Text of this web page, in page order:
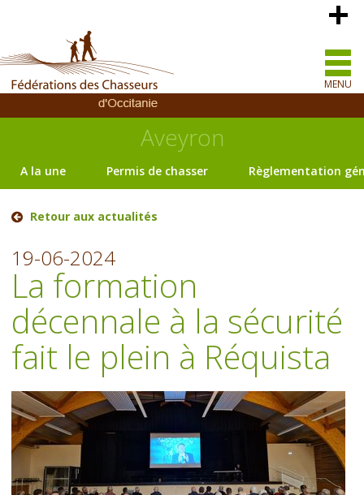
MENU
Aveyron
A la une Permis de chasser Règlementation
Retour aux actualités
19-06-2024
La formation
décennale à la sécurité
fait le plein à Réquista